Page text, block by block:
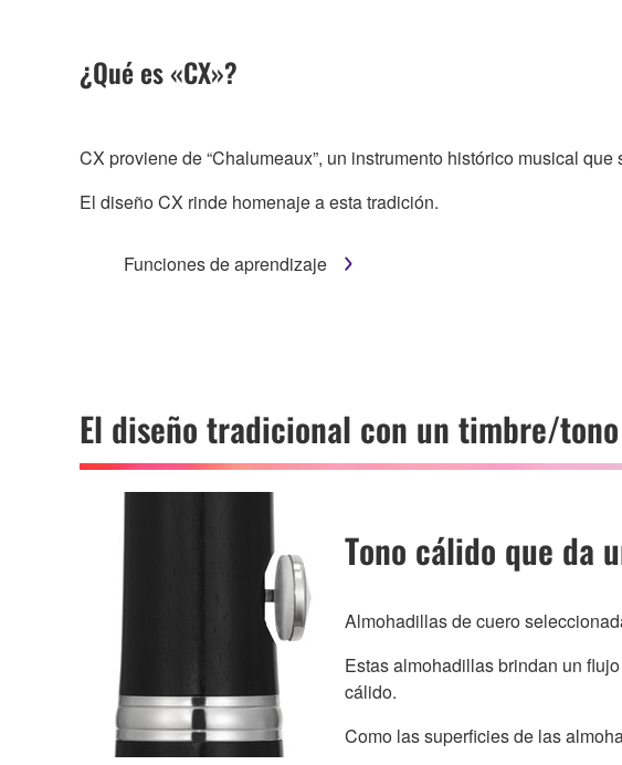
¿Qué es «CX»?
CX proviene de “Chalumeaux”, un instrumento histórico musical
El diseño CX rinde homenaje a esta tradición.
Funciones de aprendizaje
El diseño tradicional con un timbre/
Tono cálido que da
Almohadillas de cuero
Estas almohadillas brindan un
cálido.
Como las superficies de las